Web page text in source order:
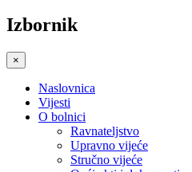
Izbornik
×
Naslovnica
Vijesti
O bolnici
Ravnateljstvo
Upravno vijeće
Stručno vijeće